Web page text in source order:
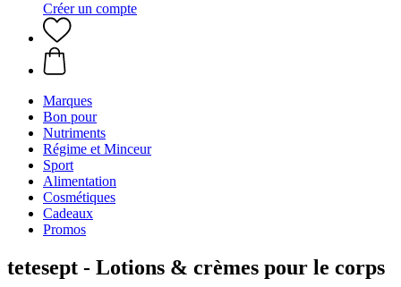
Créer un compte
Marques
Bon pour
Nutriments
Régime et Minceur
Sport
Alimentation
Cosmétiques
Cadeaux
Promos
tetesept - Lotions & crèmes pour le corps